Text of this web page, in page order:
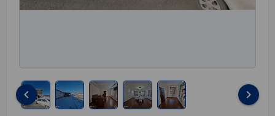
keyboard_arrow_left keyboard_arrow_right